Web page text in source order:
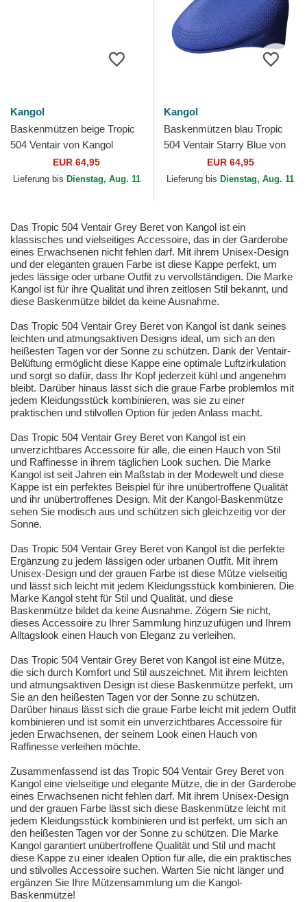
Kangol
Baskenmützen beige Tropic
504 Ventair von Kangol
EUR 64,95
Lieferung bis Dienstag, Aug. 11
Kangol
Baskenmützen blau Tropic
504 Ventair Starry Blue von
EUR 64,95
Lieferung bis Dienstag, Aug. 11
Das Tropic 504 Ventair Grey Beret von Kangol ist ein
klassisches und vielseitiges Accessoire, das in der Garderobe
eines Erwachsenen nicht fehlen darf. Mit ihrem Unisex-Design
und der eleganten grauen Farbe ist diese Kappe perfekt, um
jedes lässige oder urbane Outfit zu vervollständigen. Die Marke
Kangol ist für ihre Qualität und ihren zeitlosen Stil bekannt, und
diese Baskenmütze bildet da keine Ausnahme.
Das Tropic 504 Ventair Grey Beret von Kangol ist dank seines
leichten und atmungsaktiven Designs ideal, um sich an den
heißesten Tagen vor der Sonne zu schützen. Dank der Ventair-
Belüftung ermöglicht diese Kappe eine optimale Luftzirkulation
und sorgt so dafür, dass Ihr Kopf jederzeit kühl und angenehm
bleibt. Darüber hinaus lässt sich die graue Farbe problemlos mit
jedem Kleidungsstück kombinieren, was sie zu einer
praktischen und stilvollen Option für jeden Anlass macht.
Das Tropic 504 Ventair Grey Beret von Kangol ist ein
unverzichtbares Accessoire für alle, die einen Hauch von Stil
und Raffinesse in ihrem täglichen Look suchen. Die Marke
Kangol ist seit Jahren ein Maßstab in der Modewelt und diese
Kappe ist ein perfektes Beispiel für ihre unübertroffene Qualität
und ihr unübertroffenes Design. Mit der Kangol-Baskenmütze
sehen Sie modisch aus und schützen sich gleichzeitig vor der
Sonne.
Das Tropic 504 Ventair Grey Beret von Kangol ist die perfekte
Ergänzung zu jedem lässigen oder urbanen Outfit. Mit ihrem
Unisex-Design und der grauen Farbe ist diese Mütze vielseitig
und lässt sich leicht mit jedem Kleidungsstück kombinieren. Die
Marke Kangol steht für Stil und Qualität, und diese
Baskenmütze bildet da keine Ausnahme. Zögern Sie nicht,
dieses Accessoire zu Ihrer Sammlung hinzuzufügen und Ihrem
Alltagslook einen Hauch von Eleganz zu verleihen.
Das Tropic 504 Ventair Grey Beret von Kangol ist eine Mütze,
die sich durch Komfort und Stil auszeichnet. Mit ihrem leichten
und atmungsaktiven Design ist diese Baskenmütze perfekt, um
Sie an den heißesten Tagen vor der Sonne zu schützen.
Darüber hinaus lässt sich die graue Farbe leicht mit jedem Outfit
kombinieren und ist somit ein unverzichtbares Accessoire für
jeden Erwachsenen, der seinem Look einen Hauch von
Raffinesse verleihen möchte.
Zusammenfassend ist das Tropic 504 Ventair Grey Beret von
Kangol eine vielseitige und elegante Mütze, die in der Garderobe
eines Erwachsenen nicht fehlen darf. Mit ihrem Unisex-Design
und der grauen Farbe lässt sich diese Baskenmütze leicht mit
jedem Kleidungsstück kombinieren und ist perfekt, um sich an
den heißesten Tagen vor der Sonne zu schützen. Die Marke
Kangol garantiert unübertroffene Qualität und Stil und macht
diese Kappe zu einer idealen Option für alle, die ein praktisches
und stilvolles Accessoire suchen. Warten Sie nicht länger und
ergänzen Sie Ihre Mützensammlung um die Kangol-
Baskenmütze!